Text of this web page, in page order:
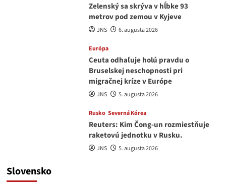
Zelenský sa skrýva v hĺbke 93
metrov pod zemou v Kyjeve
JNS 6. augusta 2026
Európa
Ceuta odhaľuje holú pravdu o
Bruselskej neschopnosti pri
migračnej kríze v Európe
JNS 5. augusta 2026
Rusko Severná Kórea
Reuters: Kim Čong-un rozmiestňuje
raketovú jednotku v Rusku.
JNS 5. augusta 2026
Slovensko